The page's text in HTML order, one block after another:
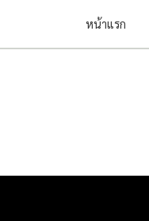
หน้าแรก